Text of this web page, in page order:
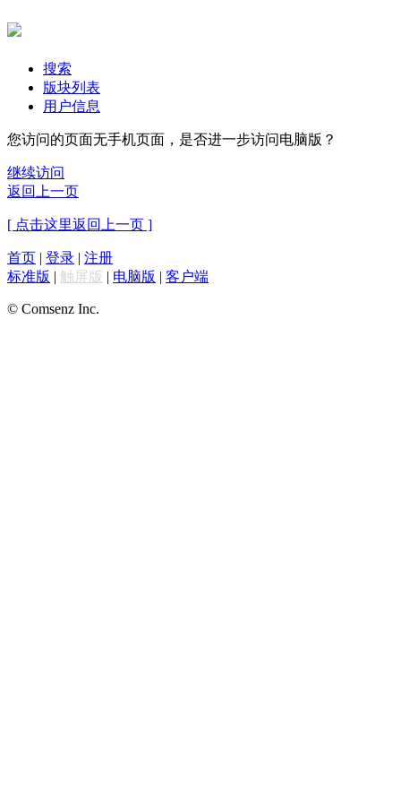
搜索
版块列表
用户信息
您访问的页面无手机页面，是否进一步访问电脑版？
继续访问
返回上一页
[ 点击这里返回上一页 ]
首页 | 登录 | 注册
标准版 | 触屏版 | 电脑版 | 客户端
© Comsenz Inc.